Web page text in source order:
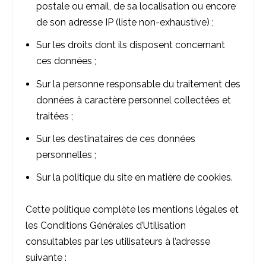
postale ou email, de sa localisation ou encore
de son adresse IP (liste non-exhaustive) ;
Sur les droits dont ils disposent concernant
ces données ;
Sur la personne responsable du traitement des
données à caractère personnel collectées et
traitées ;
Sur les destinataires de ces données
personnelles ;
Sur la politique du site en matière de cookies.
Cette politique complète les mentions légales et
les Conditions Générales d’Utilisation
consultables par les utilisateurs à l’adresse
suivante :